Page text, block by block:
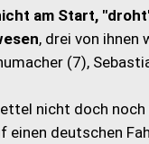
am Start,
, drei von ihnen
(7),
nicht doch noch
einen deutschen